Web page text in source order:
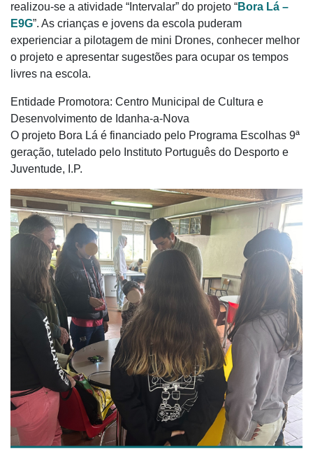
realizou-se a atividade “Intervalar” do projeto “Bora Lá –
E9G”. As crianças e jovens da escola puderam
experienciar a pilotagem de mini Drones, conhecer melhor
o projeto e apresentar sugestões para ocupar os tempos
livres na escola.
Entidade Promotora: Centro Municipal de Cultura e
Desenvolvimento de Idanha-a-Nova
O projeto Bora Lá é financiado pelo Programa Escolhas 9ª
geração, tutelado pelo Instituto Português do Desporto e
Juventude, I.P.